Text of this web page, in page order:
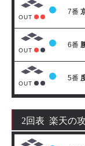
OUT
7番
OUT
6番
OUT
5番
2回表 楽天の